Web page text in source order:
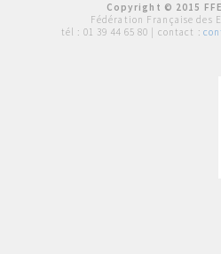
Copyright © 2015
Fédération Française des
tél : 01 39 44 65 80 | contact :